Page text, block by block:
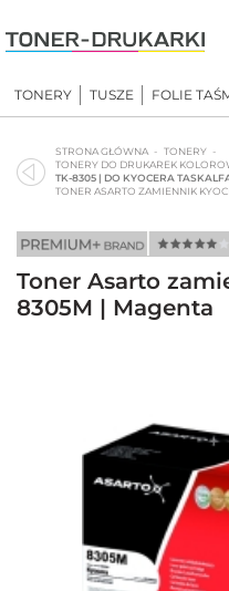
to
content
TONERY TUSZE FOLIE
STRONA GŁÓWNA
TONERY
TONERY DO DRUKAREK
TK-8305 | DO KYOCERA
TONER ASARTO ZAMIENNIK
Toner Asarto
8305M | Magenta